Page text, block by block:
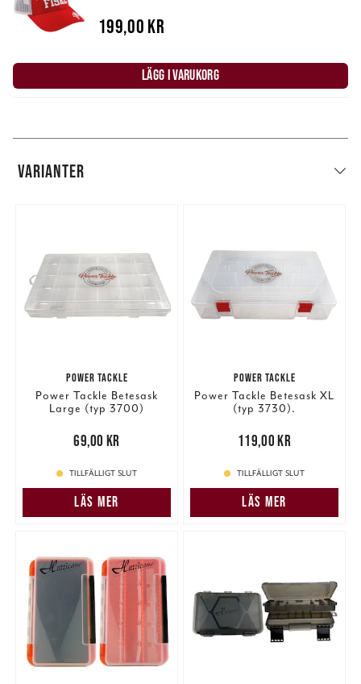
199,00 kr
LÄGG I VARUKORG
VARIANTER
POWER TACKLE
Power Tackle Betesask
Large (typ 3700)
69,00 kr
69,00 kr
TILLFÄLLIGT SLUT
LÄS MER
POWER TACKLE
Power Tackle Betesask XL
(typ 3730).
119,00 kr
119,00 kr
TILLFÄLLIGT SLUT
LÄS MER